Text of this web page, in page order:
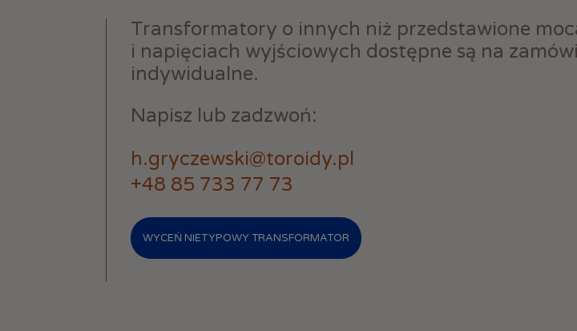
Transformatory o innych niż przedstawione
i napięciach wyjściowych dostępne są na
indywidualne.
Napisz lub zadzwoń:
h.gryczewski@toroidy.pl
+48 85 733 77 73
WYCEŃ NIETYPOWY TRANSFORMATOR